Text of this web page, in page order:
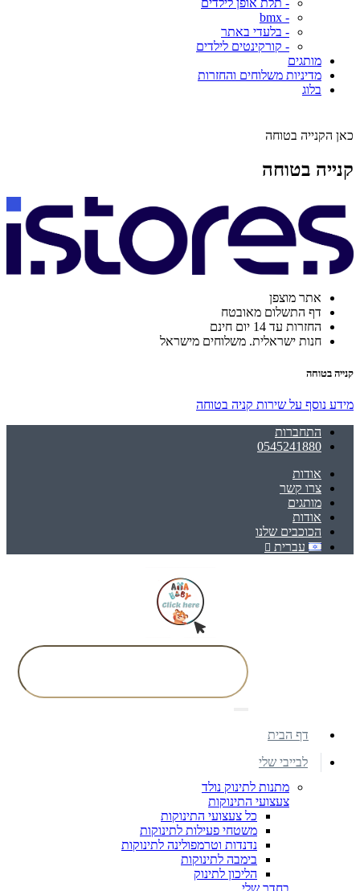
- תלת אופן לילדים
- bmx
- בלעדי באתר
- קורקינטים לילדים
מותגים
מדיניות משלוחים והחזרות
בלוג
כאן הקנייה בטוחה
קנייה בטוחה
אתר מוצפן
דף התשלום מאובטח
החזרות עד 14 יום חינם
חנות ישראלית. משלוחים מישראל
קנייה בטוחה
מידע נוסף על שירות קניה בטוחה
התחברות
0545241880
אודות
צרו קשר
מותגים
אודות
הכוכבים שלנו
עברית
דף הבית
לבייבי שלי
מתנות לתינוק נולד
צעצועי התינוקות
כל צעצועי התינוקות
משטחי פעילות לתינוקות
נדנדות וטרמפולינה לתינוקות
בימבה לתינוקות
הליכון לתינוק
בחדר שלי